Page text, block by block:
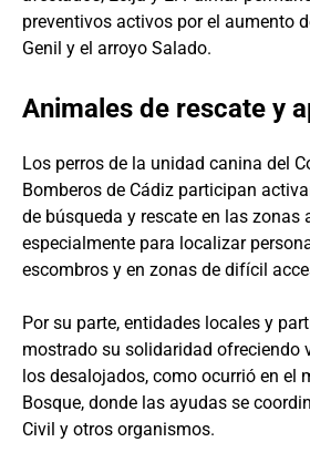
preventivos activos por el aumento
Genil y el arroyo Salado.
Animales de rescate y
Los perros de la unidad canina del
Bomberos de Cádiz participan
de búsqueda y rescate en las zonas
especialmente para localizar
escombros y en zonas de difícil
Por su parte, entidades locales y
mostrado su solidaridad ofreciendo
los desalojados, como ocurrió en el
Bosque, donde las ayudas se
Civil y otros organismos.